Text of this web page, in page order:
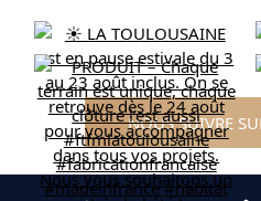
NOUS SUIVRE